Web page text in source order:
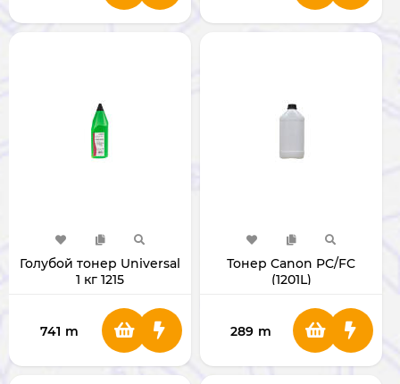
Голубой тонер Universal
1 кг 1215
741 m
Тонер Canon PC/FC
(1201L)
289 m